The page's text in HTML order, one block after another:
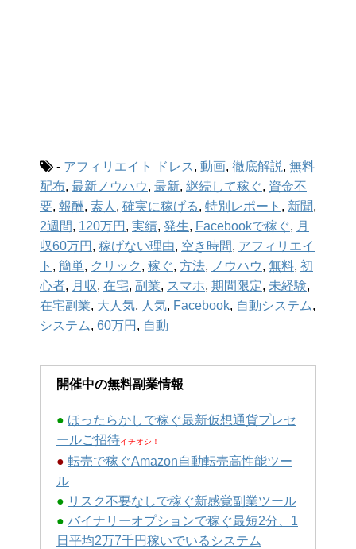
- アフィリエイト ドレス , 動画, 徹底解説, 無料
配布, 最新ノウハウ, 最新, 継続して稼ぐ, 資金不
要, 報酬, 素人 , 確実に稼げる, 特別レポート , 新聞,
2週間, 120万円 , 実績, 発生, Facebookで稼ぐ, 月
収60万円 , 稼げない理由, 空き時間, アフィリエイ
ト , 簡単, クリック , 稼ぐ, 方法, ノウハウ, 無料, 初
心者, 月収, 在宅, 副業, スマホ, 期間限定, 未経験,
在宅副業, 大人気, 人気, Facebook, 自動システム,
システム, 60万円 , 自動
開催中の無料副業情報
● ほったらかしで稼ぐ最新仮想通貨プレセ
ールご招待イチオシ！
● 転売で稼ぐAmazon自動転売高性能ツー
ル
● リスク不要なしで稼ぐ新感覚副業ツール
● バイナリーオプションで稼ぐ最短2分、1
日平均2万7千円稼いでいるシステム